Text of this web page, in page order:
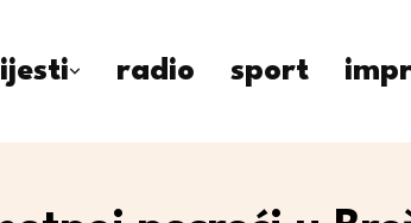
radio sport